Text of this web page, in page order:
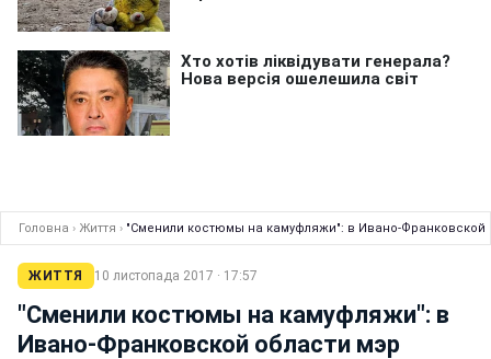
Головна › Життя › "Сменили костюмы на камуфляжи": в Ивано-
ЖИТТЯ 10 листопада 2017 · 17:57
"Сменили костюмы на камуфляжи": в
Ивано-Франковской области мэр